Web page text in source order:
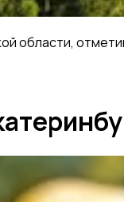
области,